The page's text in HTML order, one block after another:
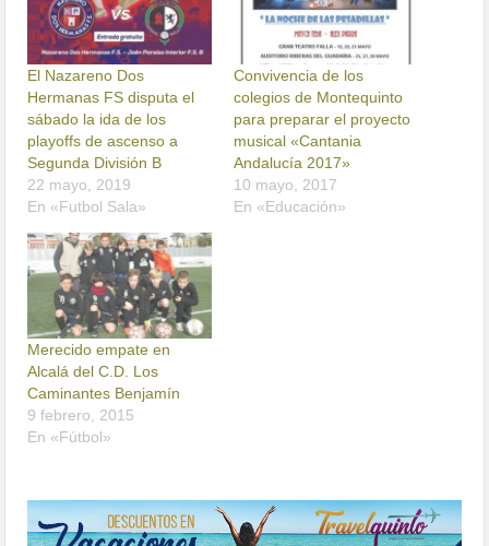
El Nazareno Dos
Hermanas FS disputa el
sábado la ida de los
playoffs de ascenso a
Segunda División B
22 mayo, 2019
En «Futbol Sala»
Convivencia de los
colegios de Montequinto
para preparar el proyecto
musical «Cantania
Andalucía 2017»
10 mayo, 2017
En «Educación»
Merecido empate en
Alcalá del C.D. Los
Caminantes Benjamín
9 febrero, 2015
En «Fútbol»